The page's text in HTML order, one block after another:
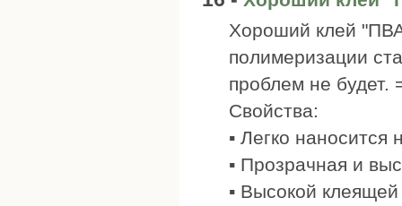
Хороший клей
полимеризации
проблем не будет.
Свойства:
▪ Легко
▪ Прозрачная и
▪ Высокой